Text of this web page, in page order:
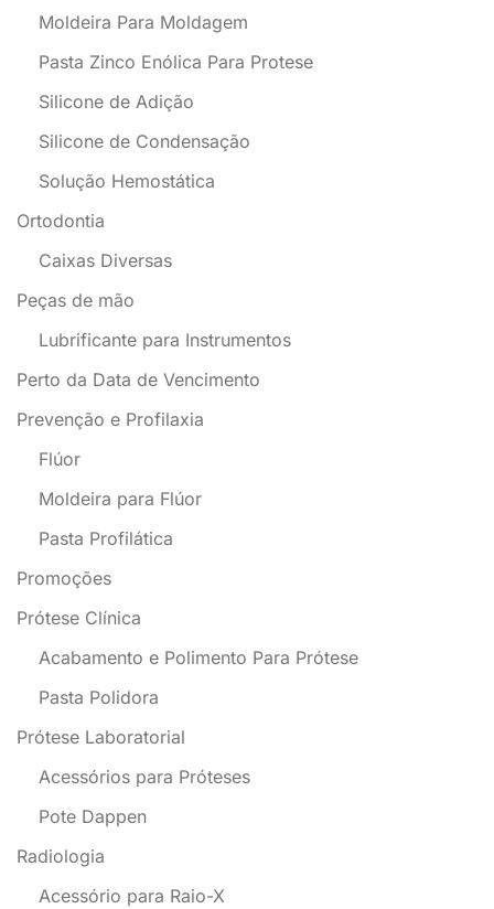
Moldeira Para Moldagem
Pasta Zinco Enólica Para Protese
Silicone de Adição
Silicone de Condensação
Solução Hemostática
Ortodontia
Caixas Diversas
Peças de mão
Lubrificante para Instrumentos
Perto da Data de Vencimento
Prevenção e Profilaxia
Flúor
Moldeira para Flúor
Pasta Profilática
Promoções
Prótese Clínica
Acabamento e Polimento Para Prótese
Pasta Polidora
Prótese Laboratorial
Acessórios para Próteses
Pote Dappen
Radiologia
Acessório para Raio-X